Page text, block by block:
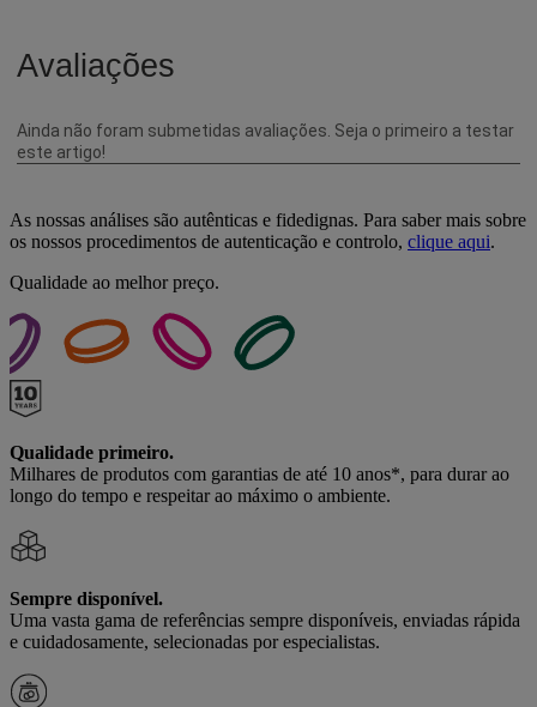
As nossas análises são autênticas e fidedignas. Para saber mais sobre
os nossos procedimentos de autenticação e controlo, clique aqui.
Qualidade ao melhor preço.
Qualidade primeiro.
Milhares de produtos com garantias de até 10 anos*, para durar ao
longo do tempo e respeitar ao máximo o ambiente.
Sempre disponível.
Uma vasta gama de referências sempre disponíveis, enviadas rápida
e cuidadosamente, selecionadas por especialistas.